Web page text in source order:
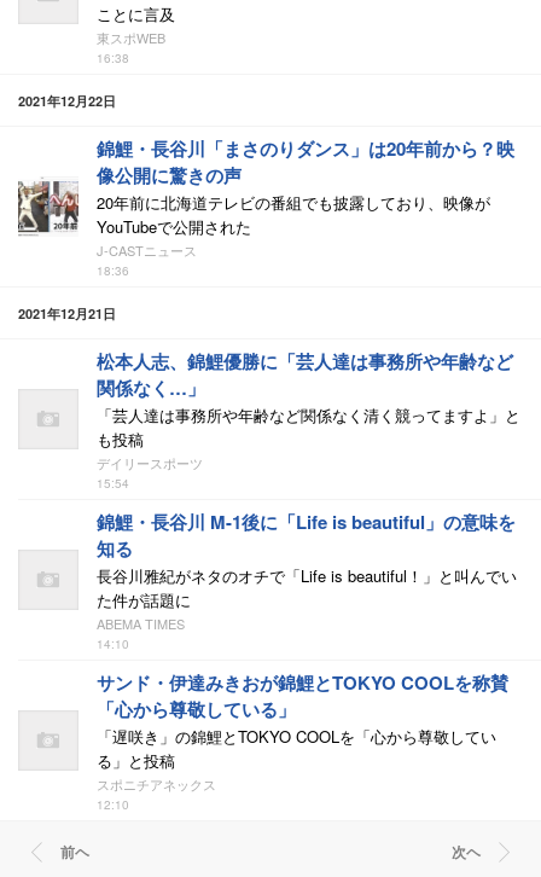
ことに言及
東スポWEB
16:38
2021年12月22日
錦鯉・長谷川「まさのりダンス」は20年前から？映
像公開に驚きの声
20年前に北海道テレビの番組でも披露しており、映像が
YouTubeで公開された
J-CASTニュース
18:36
2021年12月21日
松本人志、錦鯉優勝に「芸人達は事務所や年齢など
関係なく…」
「芸人達は事務所や年齢など関係なく清く競ってますよ」と
も投稿
デイリースポーツ
15:54
錦鯉・長谷川 M-1後に「Life is beautiful」の意味を
知る
長谷川雅紀がネタのオチで「Life is beautiful！」と叫んでい
た件が話題に
ABEMA TIMES
14:10
サンド・伊達みきおが錦鯉とTOKYO COOLを称賛
「心から尊敬している」
「遅咲き」の錦鯉とTOKYO COOLを「心から尊敬してい
る」と投稿
スポニチアネックス
12:10
前ヘ 次ヘ